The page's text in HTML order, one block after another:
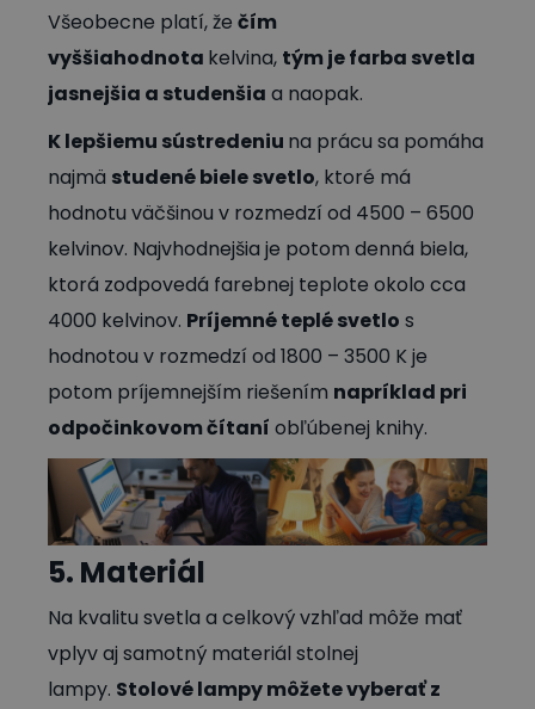
Všeobecne platí, že čím
vyššiahodnota kelvina, tým je farba svetla
jasnejšia a studenšia a naopak.
K lepšiemu sústredeniu na prácu sa pomáha
najmä studené biele svetlo, ktoré má
hodnotu väčšinou v rozmedzí od 4500 – 6500
kelvinov. Najvhodnejšia je potom denná biela,
ktorá zodpovedá farebnej teplote okolo cca
4000 kelvinov. Príjemné teplé svetlo s
hodnotou v rozmedzí od 1800 – 3500 K je
potom príjemnejším riešením napríklad pri
odpočinkovom čítaní obľúbenej knihy.
5. Materiál
Na kvalitu svetla a celkový vzhľad môže mať
vplyv aj samotný materiál stolnej
lampy. Stolové lampy môžete vyberať z